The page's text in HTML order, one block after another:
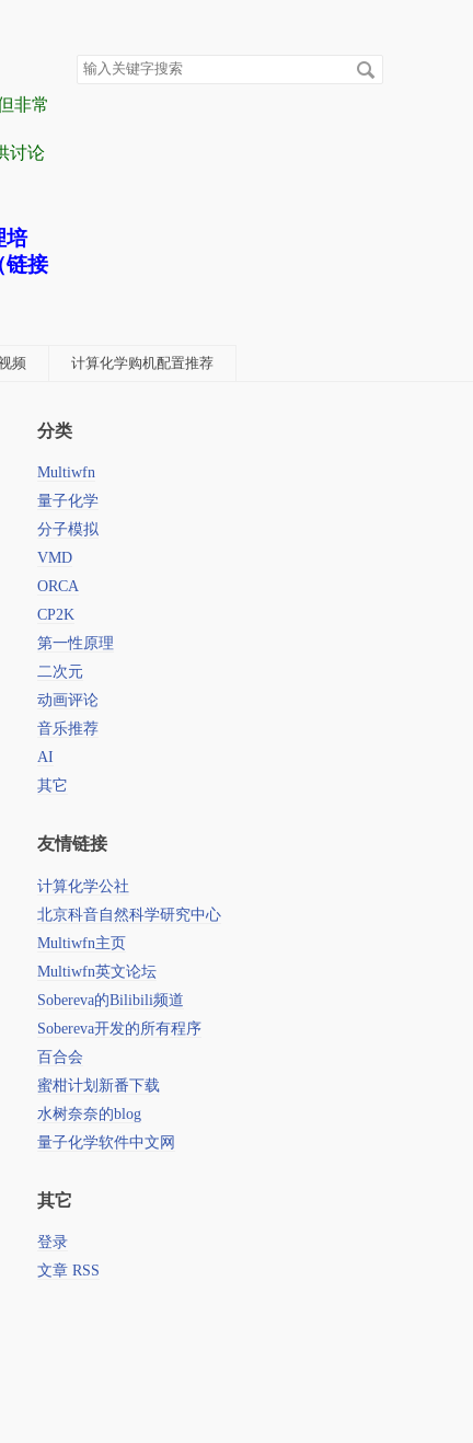
非常
讨论
培
链接
搜
频 计算化学购机配置推荐
分类
Multiwfn
量子化学
分子模拟
VMD
ORCA
CP2K
第一性原理
二次元
动画评论
音乐推荐
AI
其它
友情链接
计算化学公社
北京科音自然科学研究中心
Multiwfn主页
Multiwfn英文论坛
Sobereva的Bilibili频道
Sobereva开发的所有程序
百合会
蜜柑计划新番下载
水树奈奈的blog
量子化学软件中文网
其它
登录
文章 RSS